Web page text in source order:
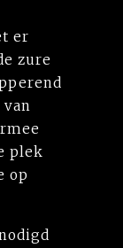
er
zure
plek
op